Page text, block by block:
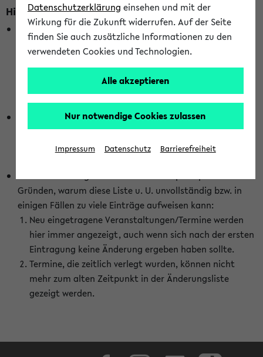
Hinweise zur Liste der Raumänderungen
In dieser Liste werden nur Veranstaltungstermine
berücksichtigt, die gerade oder innerhalb der nächsten 2
Stunden stattfinden. Berücksichtigt werden nur Termine,
wurden. Die Anzeige ist semesterübergreifend und nicht
abhängig vom im eKVV gewählten Semester.
Die hier gezeigte Liste von Raumänderungen kann nur
vollständig sein, wenn den Fakultäten von den Lehrenden
die Änderungen zeitnah mitgeteilt und diese Änderungen
Gründen, warum diese Liste u. U. unvollständig bzw. in
einigen Fällen zu viele Einträge aufweisen kann:
Neu eingetragene Veranstaltungen/Termine werden
hier immer angezeigt, auch wenn sich nach der ersten
Eintragung keine Änderung ergeben haben sollte.
Termine, die zeitlich verlegt wurden, können nicht
mehr zum alten Zeitpunkt in der Änderungsliste
gezeigt werden.
Datenschutzerklärung einsehen und mit der
Wirkung für die Zukunft widerrufen. Auf der Seite
finden Sie auch zusätzliche Informationen zu den
verwendeten Cookies und Technologien.
Alle akzeptieren
Nur notwendige Cookies zulassen
Impressum Datenschutz Barrierefreiheit